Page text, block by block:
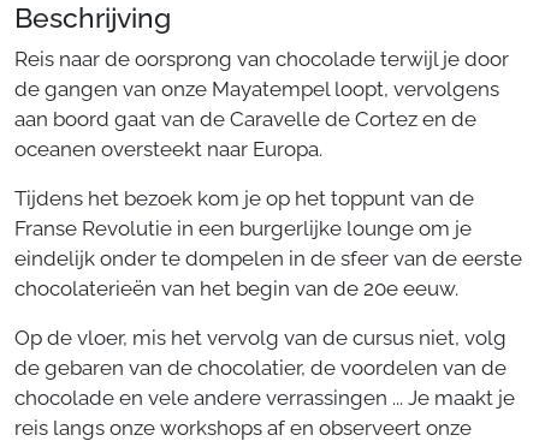
Beschrijving
Reis naar de oorsprong van chocolade terwijl je door
de gangen van onze Mayatempel loopt, vervolgens
aan boord gaat van de Caravelle de Cortez en de
oceanen oversteekt naar Europa.
Tijdens het bezoek kom je op het toppunt van de
Franse Revolutie in een burgerlijke lounge om je
eindelijk onder te dompelen in de sfeer van de eerste
chocolaterieën van het begin van de 20e eeuw.
Op de vloer, mis het vervolg van de cursus niet, volg
de gebaren van de chocolatier, de voordelen van de
chocolade en vele andere verrassingen ... Je maakt je
reis langs onze workshops af en observeert onze